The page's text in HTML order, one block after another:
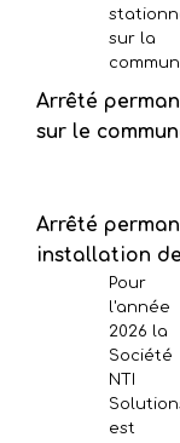
sur la
Arrêté
sur le
Arrêté
installation
Pour
l'année
2026 la
Société
NTI
est